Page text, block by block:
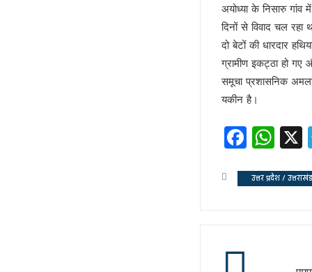
पीडीए के नए अर्थ की सियासत !
लोकपाल या शौकपाल!
बिहार में फिर छले गए मुस्लिम
फिर अलग हुए राजभर !
सपा नहीं लड़ेगी पंचायत चुनाव!
योगी की बाल्मीकि चाल में फंसे अखिलेश
चुनाव की घोषणा और मायावती का
विजन-2047 का हिस्सा है ‘वन नेशन
केशव का संकेत !
अयोध्या के निसारु
दिनों से विवाद चल
दो बेटों की धारदार
ग्रामीण इकट्ठा हो गए
समूचा प्रशासनिक
यकीन है।
उत्तर प्रदेश / उत्तराखंड